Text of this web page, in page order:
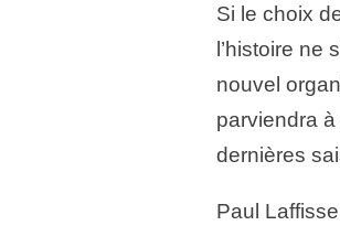
Si le choix
l’histoire ne
nouvel
parviendra
dernières
Paul Laffisse